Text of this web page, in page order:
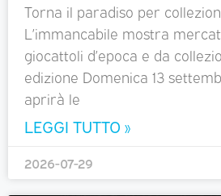
Torna il paradiso per
L’immancabile mostra
giocattoli d’epoca e da
edizione Domenica 13
aprirà le
LEGGI TUTTO »
2026-07-29